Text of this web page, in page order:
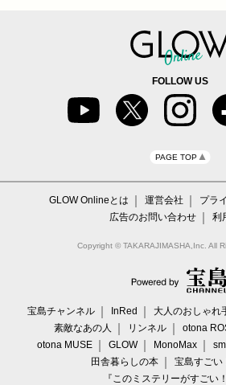
FOLLOW US
PAGE TOP
GLOW Onlineとは 運営会社
プラ
広告のお問い合わせ
利
Copyright © TAKARAJIMASHA,Inc. All
宝島チャンネル InRed 大人のおしゃれ
素敵なあの人
リンネル otona
otona MUSE
GLOW MonoMax
田舎暮らしの本
宝島すごい
『このミステリーがすごい